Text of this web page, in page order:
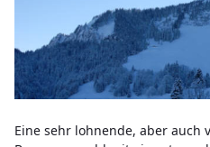
Eine sehr lohnende, aber auch